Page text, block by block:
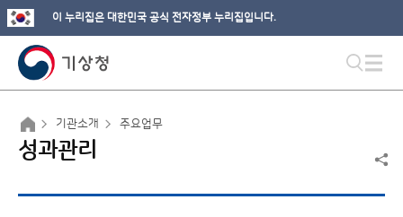
이 누리집은 대한민국 공식 전자정부 누리집입니다.
기관소개 주요업무
성과관리